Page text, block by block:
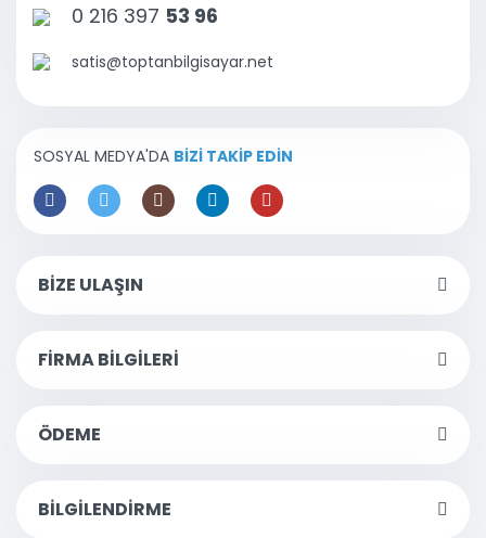
0 216 397 53 96
satis@toptanbilgisayar.net
SOSYAL MEDYA'DA BİZİ TAKİP EDİN
BİZE ULAŞIN
FİRMA BİLGİLERİ
ÖDEME
BİLGİLENDİRME